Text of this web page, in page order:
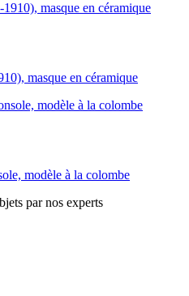
masque en céramique
modèle à la colombe
par nos experts